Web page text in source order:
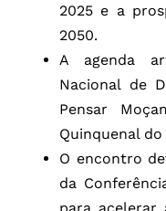
2025 e a
2050.
A agenda
Nacional de
Pensar
Quinquenal
O encontro
da